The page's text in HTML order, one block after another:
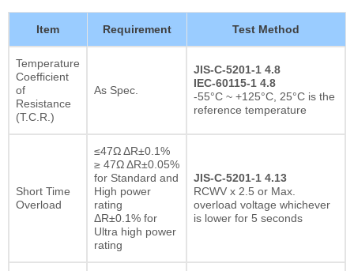
Item Requirement Test Method
Temperature
Coefficient
of
Resistance
(T.C.R.)
As Spec.
JIS-C-5201-1 4.8
IEC-60115-1 4.8
-55°C ~ +125°C, 25°C is the
reference temperature
Short Time
Overload
≤47Ω ΔR±0.1%
≥ 47Ω ΔR±0.05%
for Standard and
High power
rating
ΔR±0.1% for
Ultra high power
rating
JIS-C-5201-1 4.13
RCWV x 2.5 or Max.
overload voltage whichever
is lower for 5 seconds